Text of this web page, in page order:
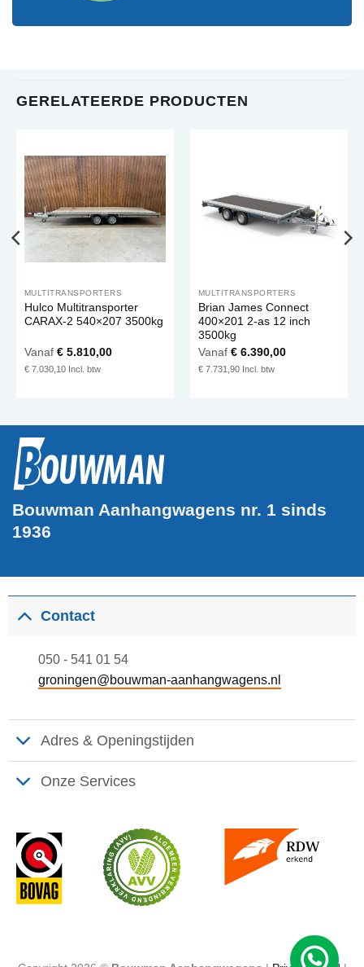
GERELATEERDE PRODUCTEN
MULTITRANSPORTERS
Hulco Multitransporter
CARAX-2 540×207 3500kg
Vanaf €5.810,00
€7.030,10
MULTITRANSPORTERS
Brian James Connect
400×201 2-as 12 inch
3500kg
Vanaf €6.390,00
€7.731,90
Bouwman Aanhangwagens nr. 1 sinds
1936
Contact
050 - 541 01 54
groningen@bouwman-aanhangwagens.nl
Adres & Openingstijden
Onze Services